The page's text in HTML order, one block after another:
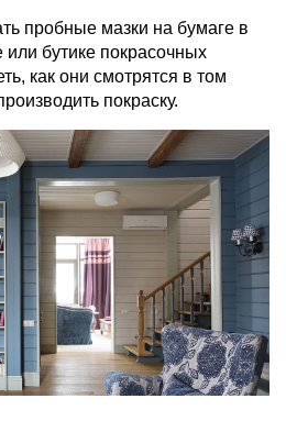
пробные мазки на бумаге в
или бутике покрасочных
как они смотрятся в том
покраску.